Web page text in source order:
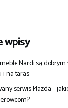
wpisy
Nardi są dobrym
i na taras
serwis Mazda –